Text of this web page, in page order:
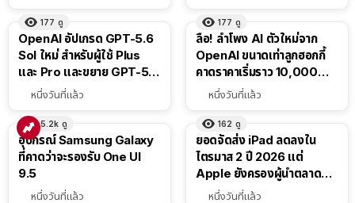
177 ดู
OpenAI อัปเกรด GPT-5.6
Sol ใหม่ สำหรับผู้ใช้ Plus
และ Pro และขยาย GPT-5.6
Luna ให้ผู้ใช้ฟรี
หนึ่งวันที่แล้ว
177 ดู
ลือ! ลำโพง AI ตัวใหม่จาก
OpenAI ขนาดเท่าลูกฮอกกี้
คาดราคาเริ่มราว 10,000
หนึ่งวันที่แล้ว
5.2k ดู
อุปกรณ์ Samsung Galaxy
ที่คาดว่าจะรองรับ One UI
9.5
หนึ่งวันที่แล้ว
162 ดู
ยอดจัดส่ง iPad ลดลงใน
ไตรมาส 2 ปี 2026 แต่
Apple ยังครองผู้นำตลาด
แท็บเล็ต
หนึ่งวันที่แล้ว